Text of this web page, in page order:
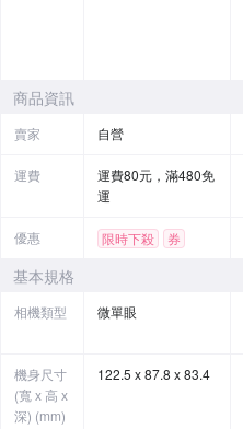
商品資訊
賣家 自營
運費
運費80元，滿480免
運
優惠 限時下殺 券
基本規格
相機類型 微單眼
機身尺寸
(寬 x 高 x
深) (mm)
122.5 x 87.8 x 83.4